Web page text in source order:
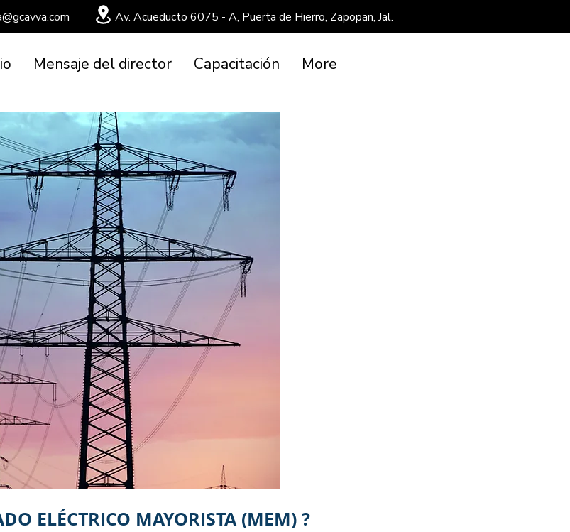
Av. Acueducto 6075 - A, Puerta de Hierro, Zapopan, Jal.
Mensaje del director Capacitación More
ELÉCTRICO MAYORISTA (MEM) ?